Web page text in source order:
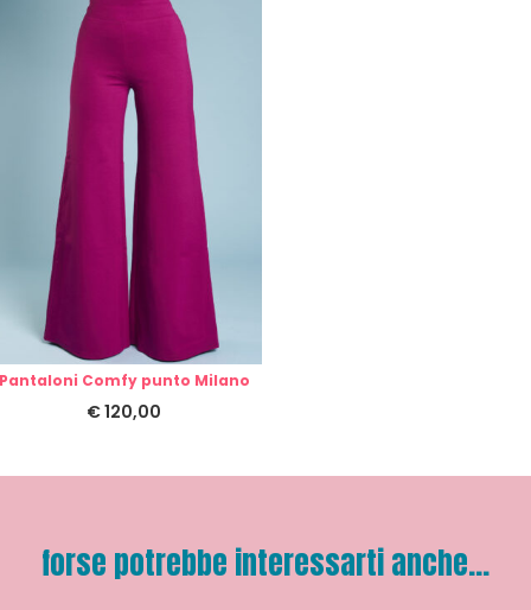
Comfy punto Milano
€120,00
forse potrebbe interessarti anche...